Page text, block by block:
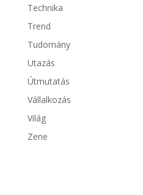
Technika
Trend
Tudomány
Utazás
Útmutatás
Vállalkozás
Világ
Zene